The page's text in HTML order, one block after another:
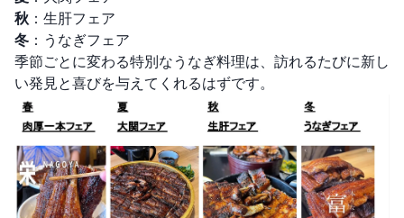
秋 ：生肝フェア
冬 ：うなぎフェア
季節ごとに変わる特別なうなぎ料理は、訪れるたびに新し
い発見と喜びを与えてくれるはずです。